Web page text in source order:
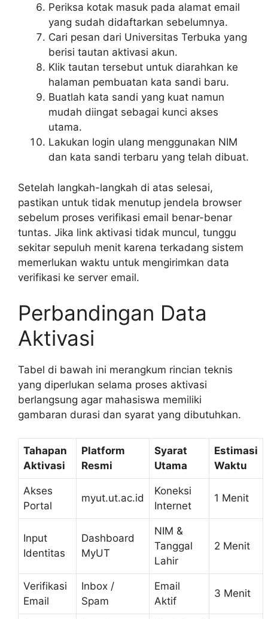
Periksa kotak masuk pada alamat email
yang sudah didaftarkan sebelumnya.
Cari pesan dari Universitas Terbuka yang
berisi tautan aktivasi akun.
Klik tautan tersebut untuk diarahkan ke
halaman pembuatan kata sandi baru.
Buatlah kata sandi yang kuat namun
mudah diingat sebagai kunci akses
utama.
Lakukan login ulang menggunakan NIM
dan kata sandi terbaru yang telah dibuat.
Setelah langkah-langkah di atas selesai,
pastikan untuk tidak menutup jendela browser
sebelum proses verifikasi email benar-benar
tuntas. Jika link aktivasi tidak muncul, tunggu
sekitar sepuluh menit karena terkadang sistem
memerlukan waktu untuk mengirimkan data
verifikasi ke server email.
Perbandingan Data
Aktivasi
Tabel di bawah ini merangkum rincian teknis
yang diperlukan selama proses aktivasi
berlangsung agar mahasiswa memiliki
gambaran durasi dan syarat yang dibutuhkan.
Tahapan
Aktivasi
Platform
Resmi
Syarat
Utama
Estimasi
Waktu
Akses
Portal
myut.ut.ac.id
Koneksi
Internet
1 Menit
Input
Identitas
Dashboard
MyUT
NIM &
Tanggal
Lahir
2 Menit
Verifikasi
Email
Inbox /
Spam
Email
Aktif
3 Menit